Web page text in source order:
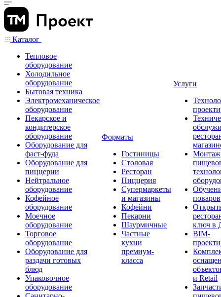
Каталог
Тепловое
оборудование
Холодильное
оборудование
Бытовая техника
Электромеханическое
оборудование
Пекарское и
кондитерское
оборудование
Оборудование для
фаст-фуда
Оборудование для
пиццерии
Нейтральное
оборудование
Кофейное
оборудование
Моечное
оборудование
Торговое
оборудование
Оборудование для
раздачи готовых
блюд
Упаковочное
оборудование
Форматы
Гостиницы
Столовая
Ресторан
Пиццерия
Супермаркеты
и магазины
Кофейни
Пекарни
Шаурмичные
Частные
кухни
премиум-
класса
Услуги
Монтаж
поваров
ключ в
BIM-
и Retail